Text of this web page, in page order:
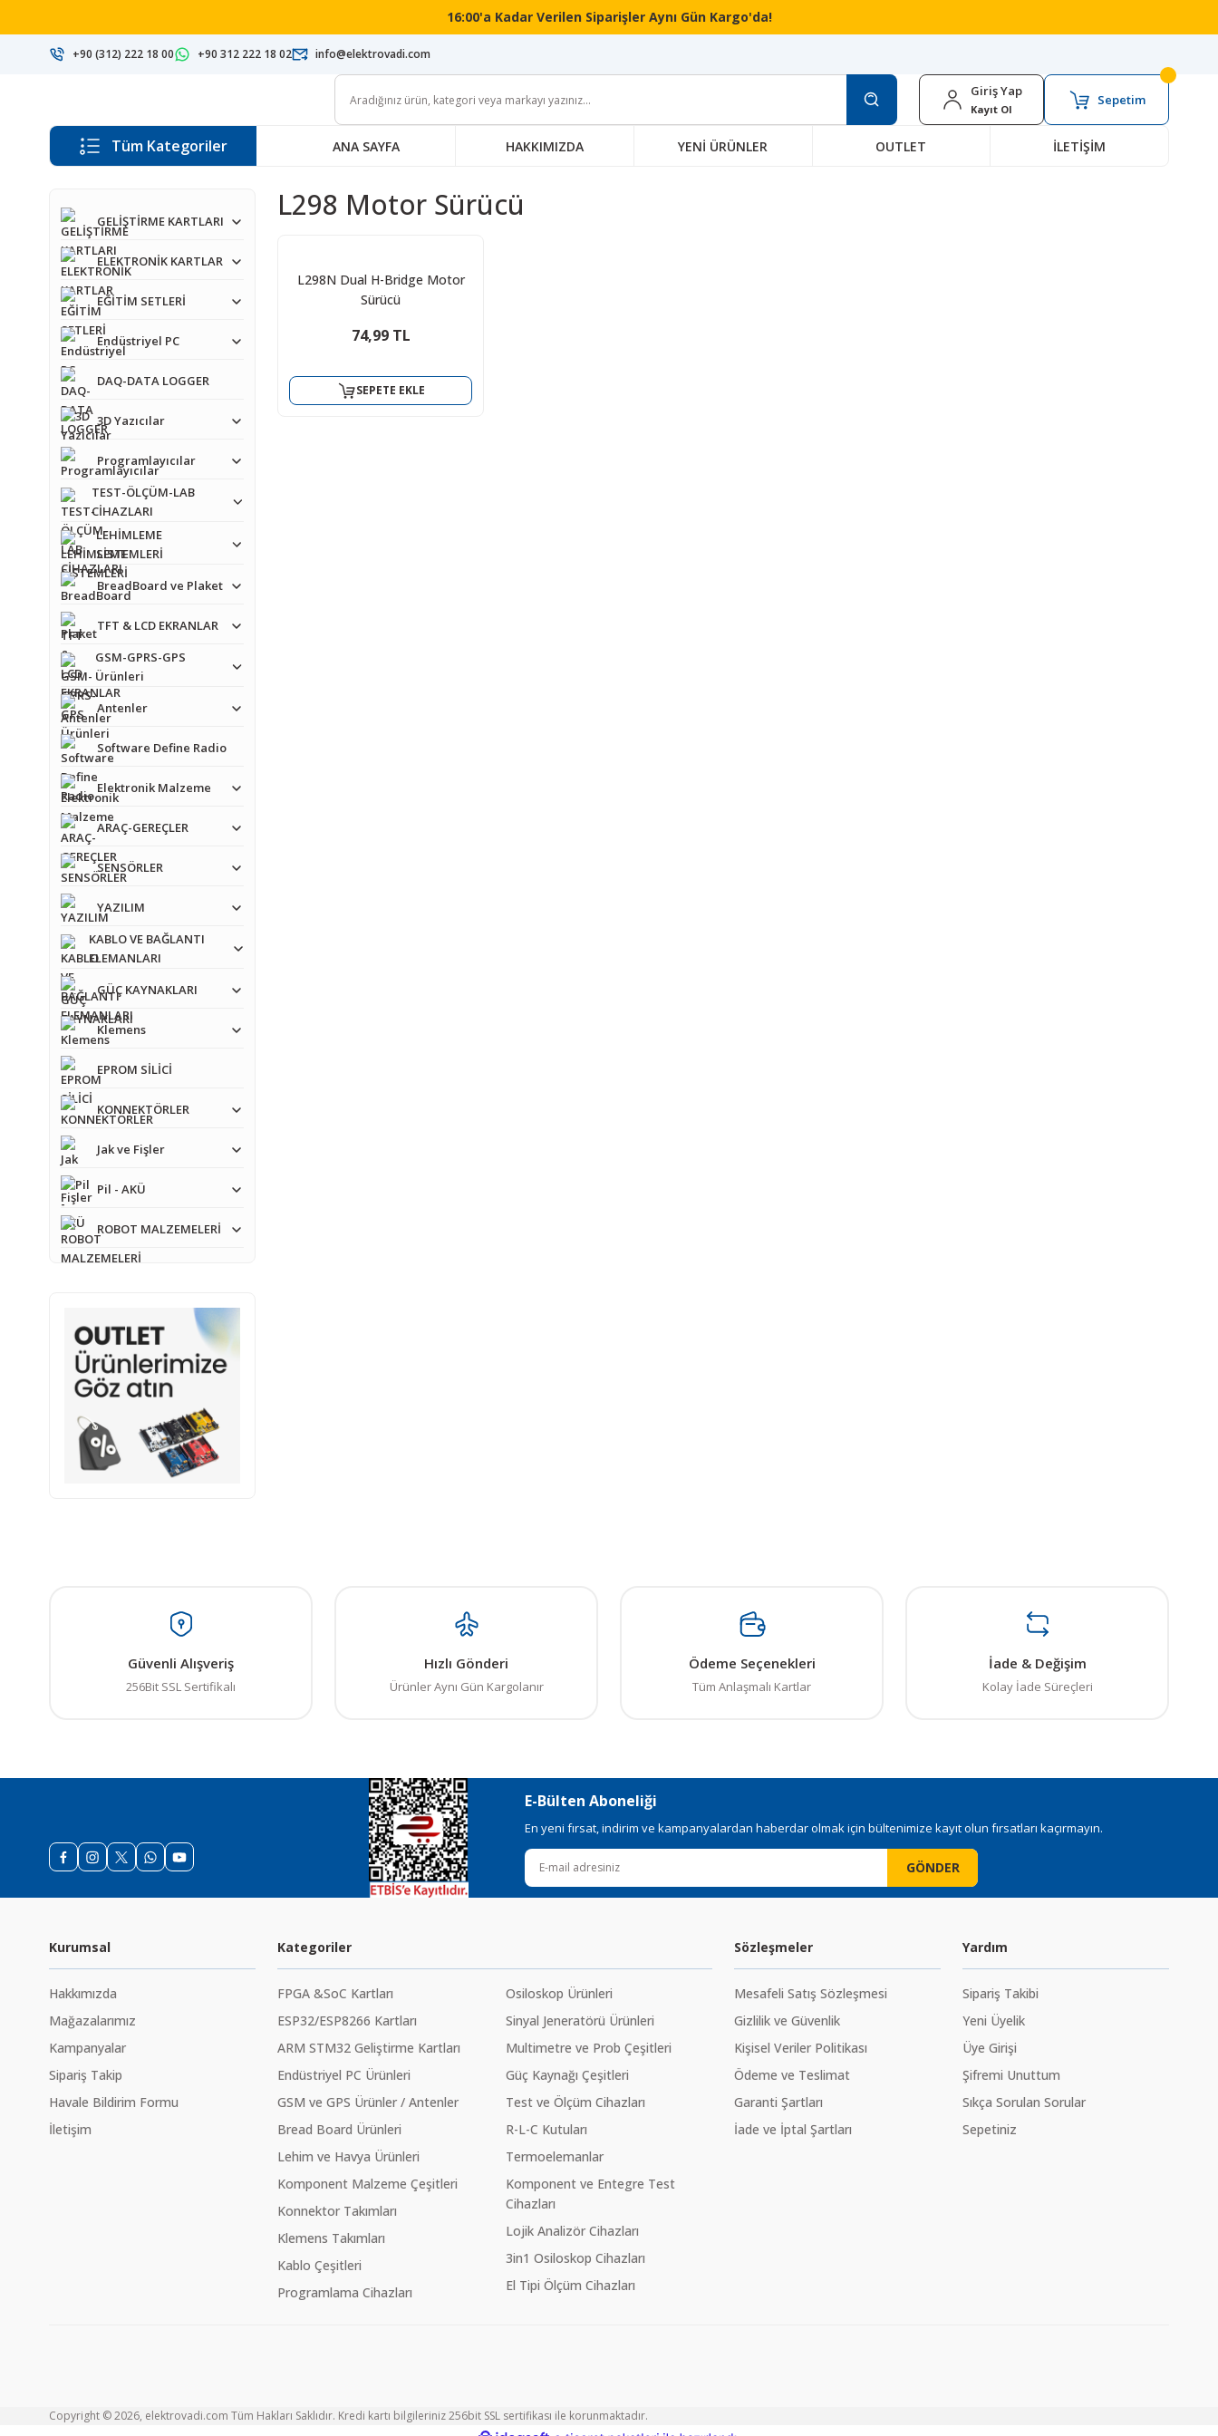
16:00'a Kadar Verilen Siparişler Aynı Gün Kargo'da!
+90 (312) 222 18 00 +90 312 222 18 02 info@elektrovadi.com
Giriş Yap
Kayıt Ol
Sepetim
Tüm Kategoriler ANA SAYFA HAKKIMIZDA YENİ ÜRÜNLER OUTLET İLETİŞİM
GELİŞTİRME KARTLARI
ELEKTRONİK KARTLAR
EĞİTİM SETLERİ
Endüstriyel PC
DAQ-DATA LOGGER
3D Yazıcılar
Programlayıcılar
TEST-ÖLÇÜM-LAB
CİHAZLARI
LEHİMLEME
SİSTEMLERİ
BreadBoard ve Plaket
TFT & LCD EKRANLAR
GSM-GPRS-GPS
Ürünleri
Antenler
Software Define Radio
Elektronik Malzeme
ARAÇ-GEREÇLER
SENSÖRLER
YAZILIM
KABLO VE BAĞLANTI
ELEMANLARI
GÜÇ KAYNAKLARI
Klemens
EPROM SİLİCİ
KONNEKTÖRLER
Jak ve Fişler
Pil - AKÜ
ROBOT MALZEMELERİ
L298 Motor Sürücü
L298N Dual H-Bridge Motor
Sürücü
74,99 TL
SEPETE EKLE
Güvenli Alışveriş
256Bit SSL Sertifikalı
Hızlı Gönderi
Ürünler Aynı Gün Kargolanır
Ödeme Seçenekleri
Tüm Anlaşmalı Kartlar
İade & Değişim
Kolay İade Süreçleri
E-Bülten Aboneliği
En yeni fırsat, indirim ve kampanyalardan haberdar olmak için bültenimize kayıt olun fırsatları kaçırmayın.
GÖNDER
Kurumsal
Hakkımızda
Mağazalarımız
Kampanyalar
Sipariş Takip
Havale Bildirim Formu
İletişim
Kategoriler
FPGA &SoC Kartları
ESP32/ESP8266 Kartları
ARM STM32 Geliştirme Kartları
Endüstriyel PC Ürünleri
GSM ve GPS Ürünler / Antenler
Bread Board Ürünleri
Lehim ve Havya Ürünleri
Komponent Malzeme Çeşitleri
Konnektor Takımları
Klemens Takımları
Kablo Çeşitleri
Programlama Cihazları
Osiloskop Ürünleri
Sinyal Jeneratörü Ürünleri
Multimetre ve Prob Çeşitleri
Güç Kaynağı Çeşitleri
Test ve Ölçüm Cihazları
R-L-C Kutuları
Termoelemanlar
Komponent ve Entegre Test
Cihazları
Lojik Analizör Cihazları
3in1 Osiloskop Cihazları
El Tipi Ölçüm Cihazları
Sözleşmeler
Mesafeli Satış Sözleşmesi
Gizlilik ve Güvenlik
Kişisel Veriler Politikası
Ödeme ve Teslimat
Garanti Şartları
İade ve İptal Şartları
Yardım
Sipariş Takibi
Yeni Üyelik
Üye Girişi
Şifremi Unuttum
Sıkça Sorulan Sorular
Sepetiniz
Copyright © 2026, elektrovadi.com Tüm Hakları Saklıdır. Kredi kartı bilgileriniz 256bit SSL sertifikası ile korunmaktadır.